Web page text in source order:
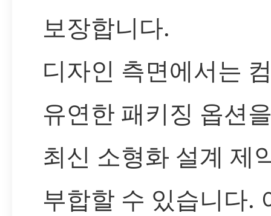
보장합니다.
디자인 측면에서는
유연한 패키징 옵션
최신 소형화 설계 제
부합할 수 있습니다.